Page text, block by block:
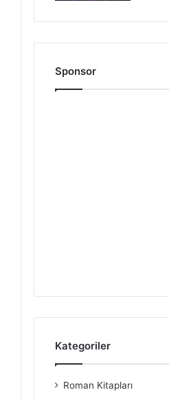
Sponsor
Kategoriler
Roman Kitapları